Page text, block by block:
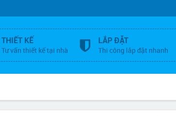
THIẾT KẾ
Tư vấn thiết kế tại nhà
LẮP ĐẶT
Thi công lắp đặt nhanh